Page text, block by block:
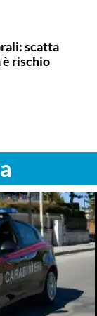
scatta
è rischio